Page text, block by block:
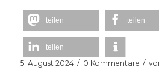
teilen teilen
teilen
5. August 2024 / 0 Kommentare /